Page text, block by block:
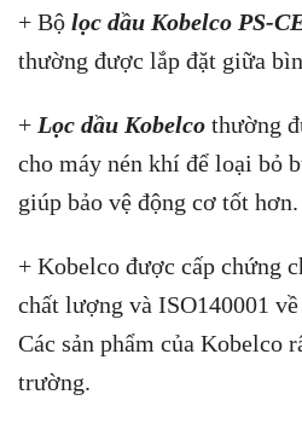
+ Bộ lọc dầu Kobelco PS-
thường được lắp đặt giữa
+ Lọc dầu Kobelco thường
cho máy nén khí để loại bỏ
giúp bảo vệ động cơ tốt hơn.
+ Kobelco được cấp chứng
chất lượng và ISO140001
Các sản phẩm của Kobelco
trường.